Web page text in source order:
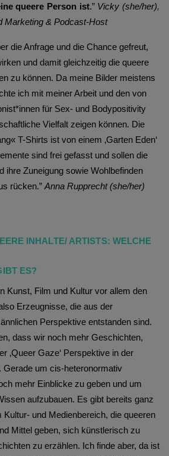
queere Person ist.” Vicky (she/her),
Marketing & Podcast-Host
die Anfrage und die Chance gefreut,
und damit gleichzeitig die queere
zu können. Da meine Bilder meistens
ich mit meiner Arbeit und den von
für Sex- und Bodypositivity
Vielfalt zeigen können. Die
T-Shirts ist von einem ‚Garten Eden‘
sind frei gefasst und sollen die
ihre Zuneigung sowie Wohlbefinden
rücken.” Anna Rupprecht (she/her)
INHALTE/ ARTISTS: WELCHE
ES?
Kunst, Film und Kultur vor allem den
Erzeugnisse, die aus der
Perspektive entstanden sind.
dass wir noch mehr Geschichten,
‚Queer Gaze‘ Perspektive in der
Gerade um cis-heteronormativ
mehr Einblicke zu geben und um
aufzubauen. Es gibt bereits ganz
Kultur- und Medienbereich, die queeren
Mittel geben, sich künstlerisch zu
zu erzählen. Ich finde aber, da ist